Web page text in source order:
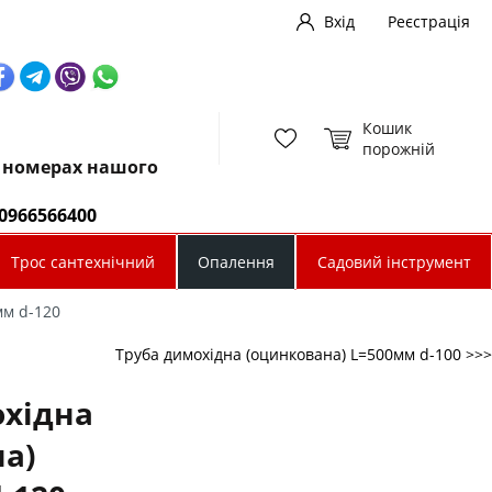
Вхід
Реєстрація
номерах нашого
Кошик
порожній
Трос сантехнічний Опалення Садовий інструмент
d-120
Труба димохідна (оцинкована) L=500мм d-100 >>>